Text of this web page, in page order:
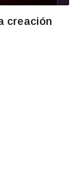
creación